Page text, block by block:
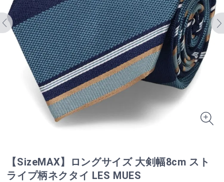
【SizeMAX】ロングサイズ 大剣幅8cm スト
ライプ柄ネクタイ LES MUES